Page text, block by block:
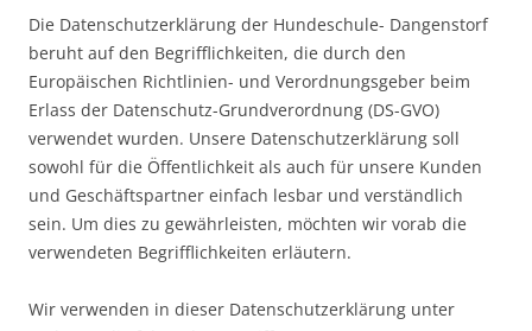
Die Datenschutzerklärung der Hundeschule- Dangenstorf
beruht auf den Begrifflichkeiten, die durch den
Europäischen Richtlinien- und Verordnungsgeber beim
Erlass der Datenschutz-Grundverordnung (DS-GVO)
verwendet wurden. Unsere Datenschutzerklärung soll
sowohl für die Öffentlichkeit als auch für unsere Kunden
und Geschäftspartner einfach lesbar und verständlich
sein. Um dies zu gewährleisten, möchten wir vorab die
verwendeten Begrifflichkeiten erläutern.
Wir verwenden in dieser Datenschutzerklärung unter